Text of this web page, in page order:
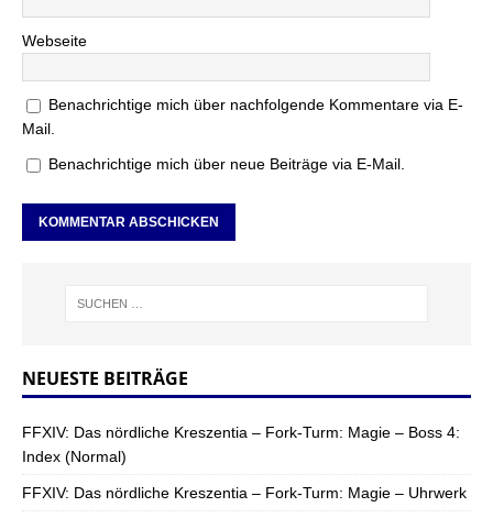
Webseite
Benachrichtige mich über nachfolgende Kommentare via E-
Mail.
Benachrichtige mich über neue Beiträge via E-Mail.
NEUESTE BEITRÄGE
FFXIV: Das nördliche Kreszentia – Fork-Turm: Magie – Boss 4:
Index (Normal)
FFXIV: Das nördliche Kreszentia – Fork-Turm: Magie – Uhrwerk